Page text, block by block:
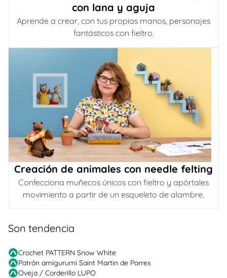
con lana y aguja
Aprende a crear, con tus propias manos, personajes
fantásticos con fieltro.
Creación de animales con needle felting
Confecciona muñecos únicos con fieltro y apórtales
movimiento a partir de un esqueleto de alambre.
Son tendencia
Crochet PATTERN Snow White
Patrón amigurumi Saint Martin de Porres
Oveja / Corderillo LUPO